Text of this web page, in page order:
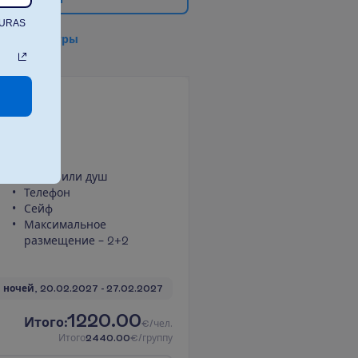
тры
Ванна или душ
Телефон
Сейф
Максимальное
размещение – 2+2
ночей, 20.02.2027 - 27.02.2027
Итого:1220.00€/чел.
Итого2440.00€/группу